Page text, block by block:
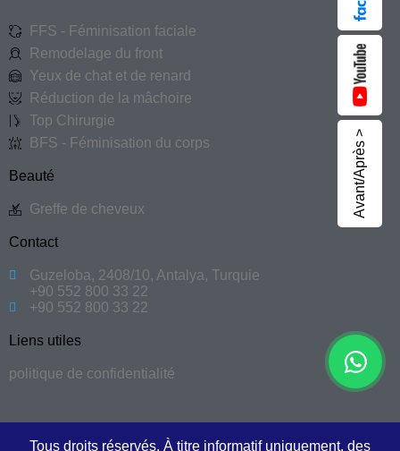
FFS - Féminisation faciale
Remodelage du front
Yeux de chat et de renard
Réduction de la mâchoire
Top Chirurgie
BFS - Féminisation du corps
Beauté
Greffe de cheveux
Contact
Guzeloba, 2408/10, Antalya, Turquie
+90 552 800 33 22
+90 552 800 33 22
Liens utiles
politique de confidentialité
Tous droits réservés. À titre informatif uniquement, des
Avant/Après >